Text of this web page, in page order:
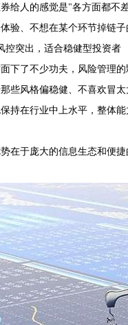
给人的感觉是"各方面都不
验、不想在某个环节掉链
突出，适合稳健型投资者
下了不少功夫，风险管理
些风格偏稳健、不喜欢冒
持在行业中上水平，整体能
在于庞大的信息生态和便